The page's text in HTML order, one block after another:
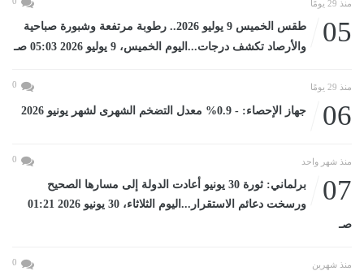
منذ 29 يومًا
05
طقس الخميس 9 يوليو 2026.. رطوبة مرتفعة وشبورة صباحية
والأرصاد تكشف درجات...اليوم الخميس، 9 يوليو 2026 05:03 صـ
منذ 29 يومًا 0
06 جهاز الإحصاء: - 0.9% معدل التضخم الشهرى لشهر يونيو 2026
منذ شهر واحد 0
07
برلماني: ثورة 30 يونيو أعادت الدولة إلى مسارها الصحيح
ورسخت دعائم الاستقرار...اليوم الثلاثاء، 30 يونيو 2026 01:21
صـ
منذ شهرين 0